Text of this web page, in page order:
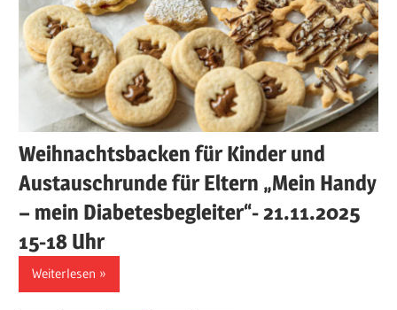
Weihnachtsbacken für Kinder und
Austauschrunde für Eltern „Mein Handy
– mein Diabetesbegleiter“- 21.11.2025
15-18 Uhr
Weiterlesen